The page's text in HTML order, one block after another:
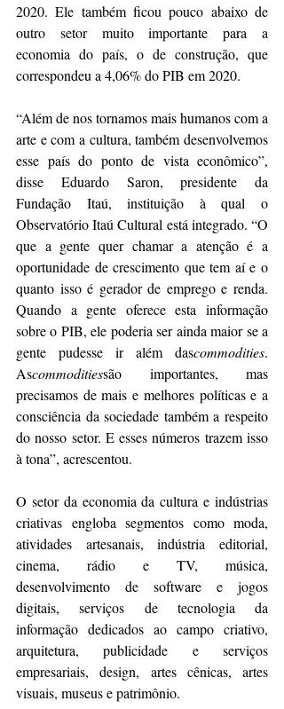
2020. Ele também ficou pouco abaixo de
outro setor muito importante para a
economia do país, o de construção, que
correspondeu a 4,06% do PIB em 2020.
“Além de nos tornamos mais humanos com a
arte e com a cultura, também desenvolvemos
esse país do ponto de vista econômico”,
disse Eduardo Saron, presidente da
Fundação Itaú, instituição à qual o
Observatório Itaú Cultural está integrado. “O
que a gente quer chamar a atenção é a
oportunidade de crescimento que tem aí e o
quanto isso é gerador de emprego e renda.
Quando a gente oferece esta informação
sobre o PIB, ele poderia ser ainda maior se a
gente pudesse ir além dascommodities.
Ascommoditiessão importantes, mas
precisamos de mais e melhores políticas e a
consciência da sociedade também a respeito
do nosso setor. E esses números trazem isso
à tona”, acrescentou.
O setor da economia da cultura e indústrias
criativas engloba segmentos como moda,
atividades artesanais, indústria editorial,
cinema, rádio e TV, música,
desenvolvimento de software e jogos
digitais, serviços de tecnologia da
informação dedicados ao campo criativo,
arquitetura, publicidade e serviços
empresariais, design, artes cênicas, artes
visuais, museus e patrimônio.